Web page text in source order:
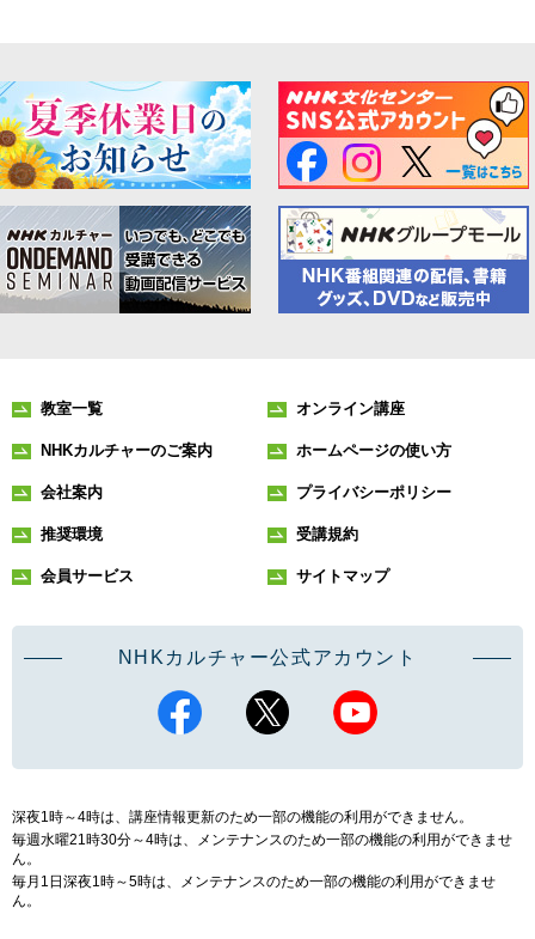
教室一覧 オンライン講座
NHKカルチャーのご案内 ホームページの使い方
会社案内 プライバシーポリシー
推奨環境 受講規約
会員サービス サイトマップ
NHKカルチャー公式アカウント
深夜1時～4時は、講座情報更新のため一部の機能の利用ができません。
毎週水曜21時30分～4時は、メンテナンスのため一部の機能の利用ができませ
ん。
毎月1日深夜1時～5時は、メンテナンスのため一部の機能の利用ができませ
ん。